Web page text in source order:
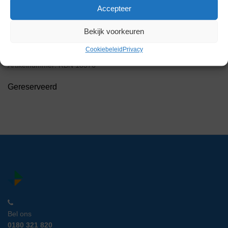
Accepteer
Bekijk voorkeuren
Cookiebeleid Privacy
UK Gasreduceer Station
Artikelnummer:RBN 18376
Gereserveerd
Bel ons
0180 321 820